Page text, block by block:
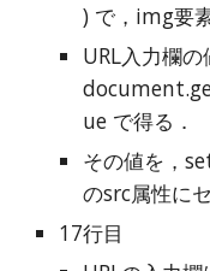
) で，img要
URL入力欄の
ue で得る．
その値を，
のsrc属性に
17行目